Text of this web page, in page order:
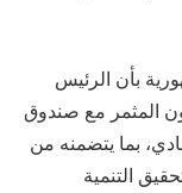
بأن الرئيس
المثمر مع صندوق
بما يتضمنه من
التنمية